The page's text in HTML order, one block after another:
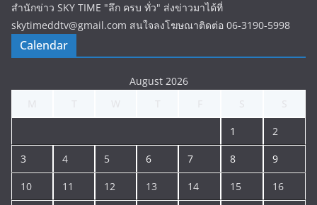
สำนักข่าว SKY TIME "ลึก ครบ ทั่ว" ส่งข่าวมาได้ที่
skytimeddtv@gmail.com สนใจลงโฆษณาติดต่อ 06-3190-5998
Calendar
August 2026
1 2
3 4 5 6 7 8 9
10 11 12 13 14 15 16